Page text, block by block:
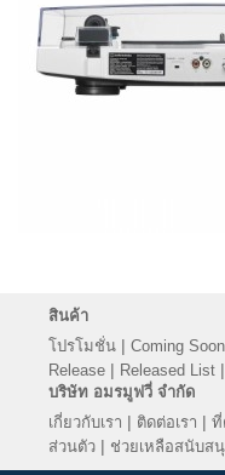
สินค้า
โปรโมชั่น | Coming Soon
Release | Released List |
บริษัท อมรมูฟวี่ จำกัด
เกี่ยวกับเรา | ติดต่อเรา | ที่
ส่วนตัว | ช่วยเหลือสนับส